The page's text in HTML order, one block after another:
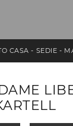
CASA - SEDIE -